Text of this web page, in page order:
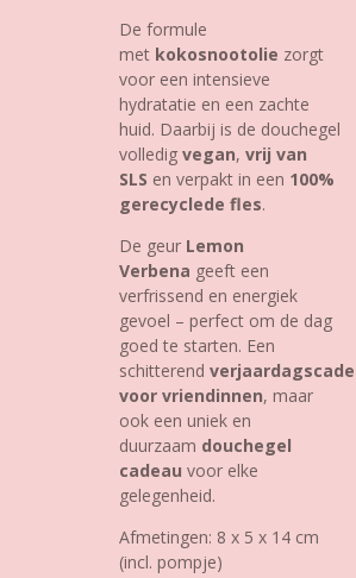
De formule
met kokosnootolie zorgt
voor een intensieve
hydratatie en een zachte
huid. Daarbij is de douchegel
volledig vegan, vrij van
SLS en verpakt in een 100%
gerecyclede fles.
De geur Lemon
Verbena geeft een
verfrissend en energiek
gevoel – perfect om de dag
goed te starten. Een
schitterend
voor vriendinnen, maar
ook een uniek en
duurzaam douchegel
cadeau voor elke
gelegenheid.
Afmetingen: 8 x 5 x 14 cm
(incl. pompje)